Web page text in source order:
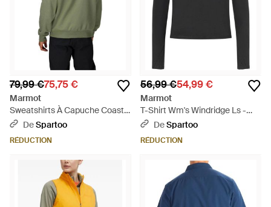
79,99 €75,75 €
Marmot
Sweatshirts À Capuche Coastal
Hoody - Vert
DeSpartoo
RÉDUCTION
56,99 €54,99 €
Marmot
T-Shirt Wm's Windridge Ls -
NoirDeSpartoo
RÉDUCTION